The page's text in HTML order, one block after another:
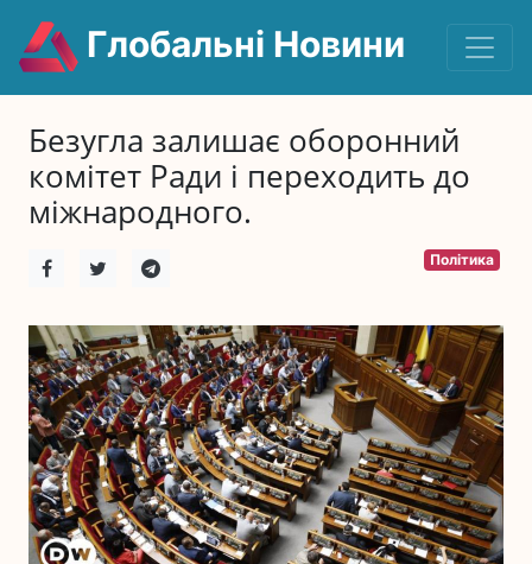
Глобальні Новини
Безугла залишає оборонний
комітет Ради і переходить до
міжнародного.
Політика